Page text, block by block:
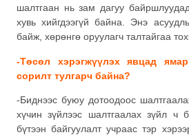
шалтгаан нь зам дагуу
хувь хийгдээгүй байна. Энэ
байж, хөрөнгө оруулагч талтайгаа
-Төсөл хэрэгжүүлэх явцад
сорилт тулгарч байна?
-Биднээс буюу дотоодоос
хүчин зүйлээс шалтгаалах зүйл ч
бүтээн байгуулалт учраас тэр